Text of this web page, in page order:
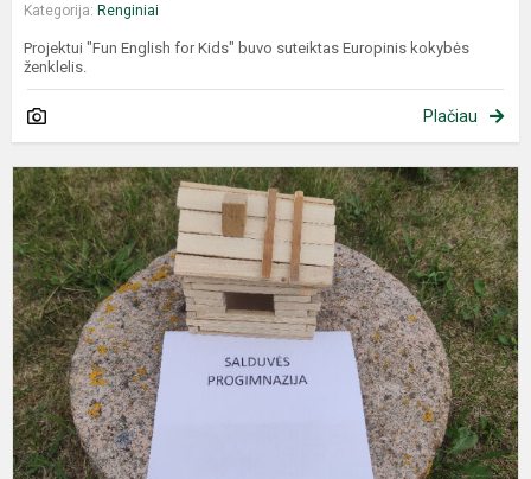
Kategorija: Renginiai
Projektui "Fun English for Kids" buvo suteiktas Europinis kokybės
ženklelis.
Plačiau